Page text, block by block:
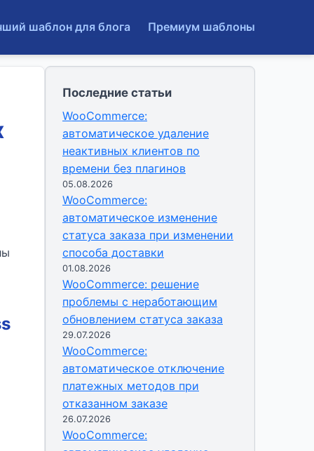
шаблон для блога Премиум шаблоны
Последние статьи
WooCommerce:
автоматическое удаление
неактивных клиентов по
времени без плагинов
05.08.2026
WooCommerce:
автоматическое изменение
статуса заказа при изменении
способа доставки
01.08.2026
WooCommerce: решение
проблемы с неработающим
обновлением статуса заказа
29.07.2026
WooCommerce:
автоматическое отключение
платежных методов при
отказанном заказе
26.07.2026
WooCommerce: